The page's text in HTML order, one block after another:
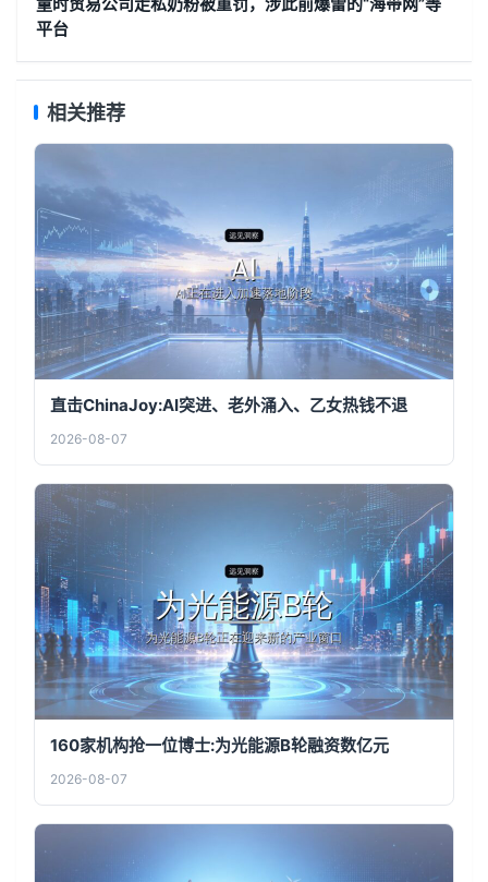
平台
相关推荐
直击ChinaJoy:AI突进、老外涌入、乙女热钱不退
2026-08-07
160家机构抢一位博士:为光能源B轮融资数亿元
2026-08-07